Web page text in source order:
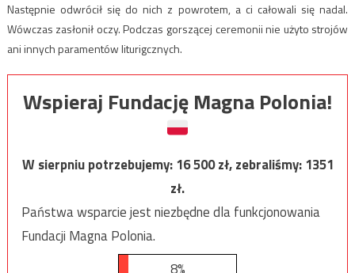
Następnie odwrócił się do nich z powrotem, a ci całowali się nadal.
Wówczas zasłonił oczy. Podczas gorszącej ceremonii nie użyto strojów
ani innych paramentów liturigcznych.
Wspieraj Fundację Magna Polonia!
W sierpniu potrzebujemy:16 500zł, zebraliśmy:1351
zł.
Państwa wsparcie jest niezbędne dla funkcjonowania
Fundacji Magna Polonia.